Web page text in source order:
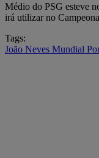
Médio do PSG esteve
irá utilizar no
Tags:
João Neves Mundial